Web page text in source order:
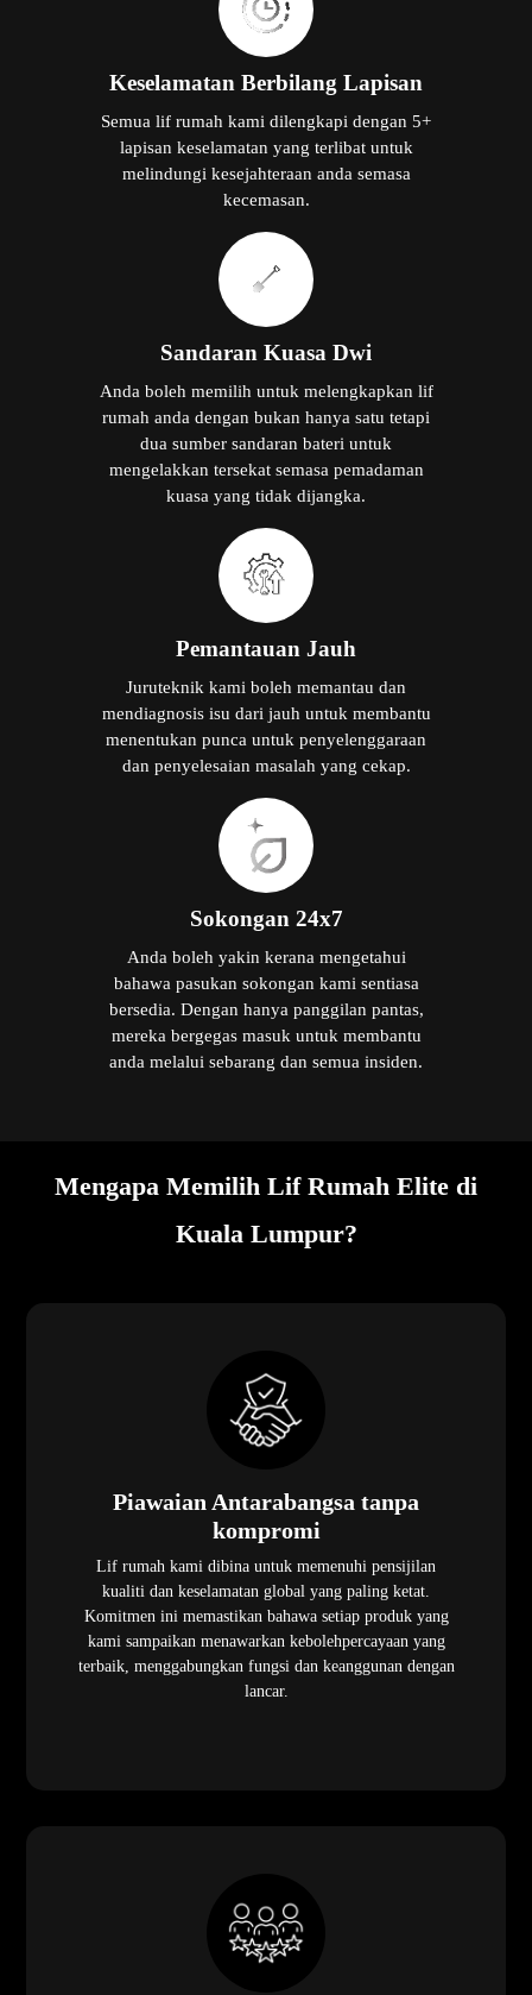
Keselamatan Berbilang Lapisan
Semua lif rumah kami dilengkapi dengan 5+
lapisan keselamatan yang terlibat untuk
melindungi kesejahteraan anda semasa
kecemasan.
Sandaran Kuasa Dwi
Anda boleh memilih untuk melengkapkan lif
rumah anda dengan bukan hanya satu tetapi
dua sumber sandaran bateri untuk
mengelakkan tersekat semasa pemadaman
kuasa yang tidak dijangka.
Pemantauan Jauh
Juruteknik kami boleh memantau dan
mendiagnosis isu dari jauh untuk membantu
menentukan punca untuk penyelenggaraan
dan penyelesaian masalah yang cekap.
Sokongan 24x7
Anda boleh yakin kerana mengetahui
bahawa pasukan sokongan kami sentiasa
bersedia. Dengan hanya panggilan pantas,
mereka bergegas masuk untuk membantu
anda melalui sebarang dan semua insiden.
Mengapa Memilih Lif Rumah Elite di
Kuala Lumpur?
Piawaian Antarabangsa tanpa
kompromi
Lif rumah kami dibina untuk memenuhi pensijilan
kualiti dan keselamatan global yang paling ketat.
Komitmen ini memastikan bahawa setiap produk yang
kami sampaikan menawarkan kebolehpercayaan yang
terbaik, menggabungkan fungsi dan keanggunan dengan
lancar.